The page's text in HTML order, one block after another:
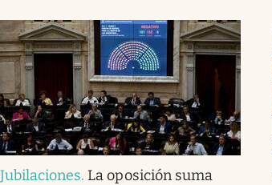
Jubilaciones. La oposición suma